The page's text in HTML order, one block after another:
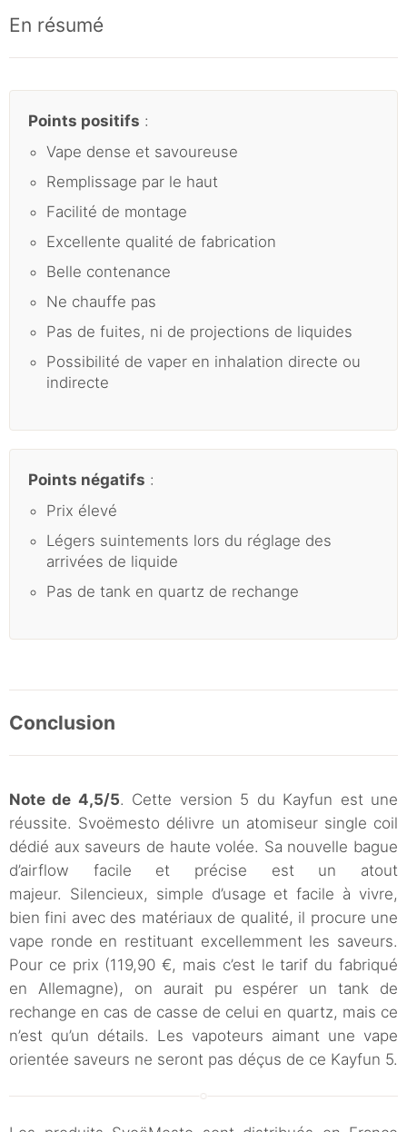
En résumé
Points positifs :
Vape dense et savoureuse
Remplissage par le haut
Facilité de montage
Excellente qualité de fabrication
Belle contenance
Ne chauffe pas
Pas de fuites, ni de projections de liquides
Possibilité de vaper en inhalation directe ou
indirecte
Points négatifs :
Prix élevé
Légers suintements lors du réglage des
arrivées de liquide
Pas de tank en quartz de rechange
Conclusion
Note de 4,5/5. Cette version 5 du Kayfun est une
réussite. Svoëmesto délivre un atomiseur single coil
dédié aux saveurs de haute volée. Sa nouvelle bague
d’airflow facile et précise est un atout
majeur. Silencieux, simple d’usage et facile à vivre,
bien fini avec des matériaux de qualité, il procure une
vape ronde en restituant excellemment les saveurs.
Pour ce prix (119,90 €, mais c’est le tarif du fabriqué
en Allemagne), on aurait pu espérer un tank de
rechange en cas de casse de celui en quartz, mais ce
n’est qu’un détails. Les vapoteurs aimant une vape
orientée saveurs ne seront pas déçus de ce Kayfun 5.